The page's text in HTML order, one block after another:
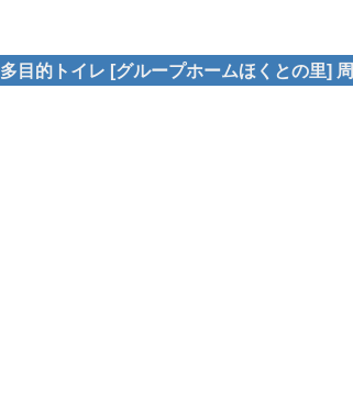
多目的トイレ [グループホームほくとの里]